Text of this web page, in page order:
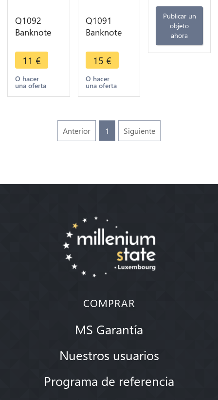
Q1092
Banknote
Shillings
President
Toroitich
Arap Moi
11 €
O hacer
una oferta
Q1091
Banknote
Shillings
Mzee Jomo
Kenyatta
2004 UNC -
15 €
O hacer
una oferta
Publicar un
objeto
ahora
Anterior 1 Siguiente
COMPRAR
MS Garantía
Nuestros usuarios
Programa de referencia